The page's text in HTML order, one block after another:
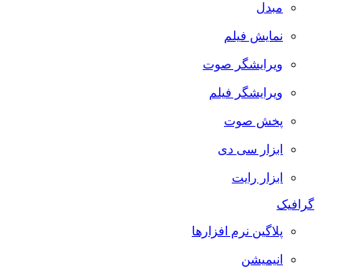
مبدل
نمایش فیلم
ویرایشگر صوت
ویرایشگر فیلم
پخش صوت
ابزار سی دی
ابزار رایت
گرافیک
پلاگین نرم افزارها
انیمیشن